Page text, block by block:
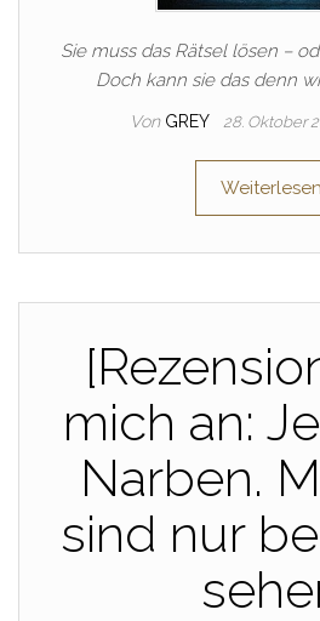
Sie muss das Rätsel lösen –
Doch kann sie das denn
Von GREY 28. Oktober
Weiterlesen
mich an:
Narben.
sind nur